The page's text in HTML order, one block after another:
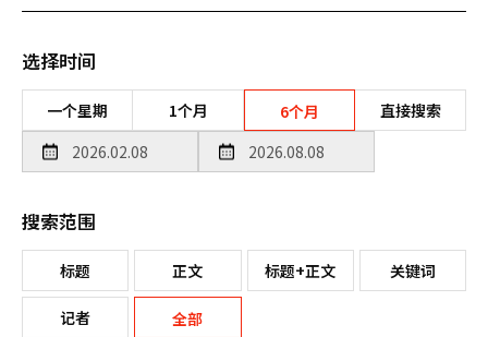
选择时间
一个星期 1个月 6个月 直接搜索
搜索范围
标题 正文 标题+正文 关键词
记者 全部